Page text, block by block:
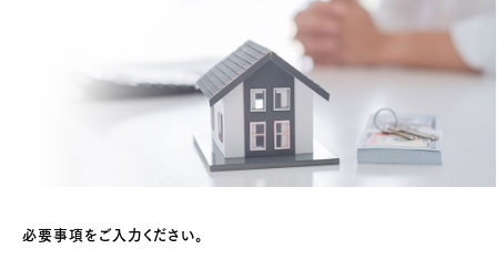
必要事項をご入力ください。